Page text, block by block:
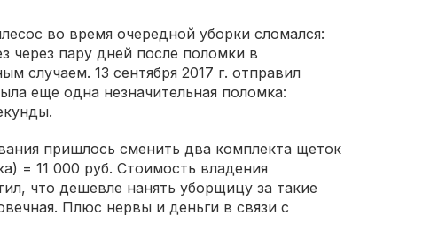
во время очередной уборки сломался:
через пару дней после поломки в
случаем. 13 сентября 2017 г. отправил
еще одна незначительная поломка:
пришлось сменить два комплекта щеток
= 11 000 руб. Стоимость владения
что дешевле нанять уборщицу за такие
Плюс нервы и деньги в связи с